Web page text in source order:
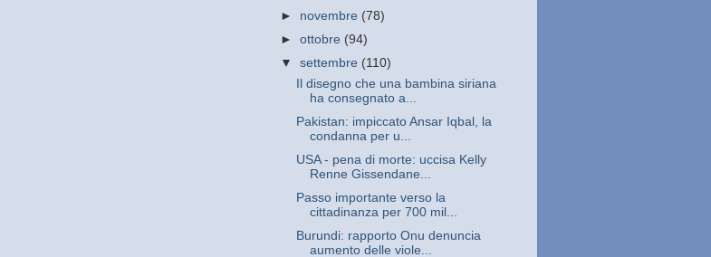
► novembre (78)
►ottobre (94)
▼settembre (110)
Il disegno che una bambina siriana
ha consegnato a...
Pakistan: impiccato Ansar Iqbal, la
condanna per u...
USA - pena di morte: uccisa Kelly
Renne Gissendane...
Passo importante verso la
cittadinanza per 700 mil...
Burundi: rapporto Onu denuncia
aumento delle viole...